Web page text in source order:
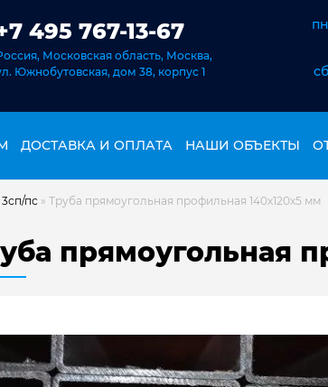
495 767-13-67
Московская область, Москва,
Южнобутовская, дом 38, корпус 1
ДОСТАВКА И ОПЛАТА НАШИ ОБЪЕКТЫ
пс » Труба прямоугольная профильная 140х120х5 мм
прямоугольная